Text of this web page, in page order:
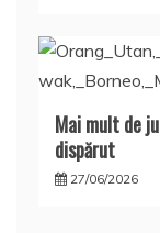
Mai mult de
dispărut
27/06/2026